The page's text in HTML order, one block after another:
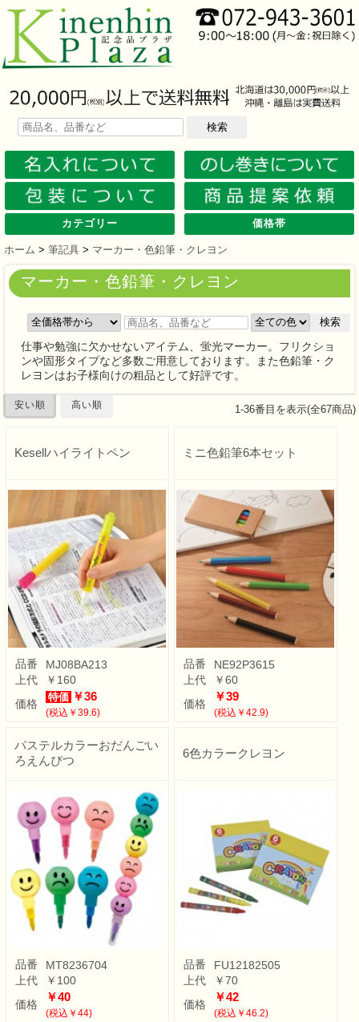
検索
カテゴリー
文房具
メモ・ふせん
ノート・ノートカバー
ファイル・ホルダー
収納ケース・ペンケース
カード・パス・名刺ケース
印鑑・スタンプ
マグネット
電卓
キーホルダー
ルーペ
デスク周りグッズ
その他
筆記具 単色ボールペン
多色・多機能ペン
国内メーカー筆記具
高級筆記具
マーカー・色鉛筆・クレヨン
シャープペン
万年筆
その他
防災グッズ ライト
電池不要！防災用品
ラジオ
ブランケット・シート
携帯充電可能グッズ
非常食
防災セット
その他
防犯グッズ
インテリア フォトフレーム
アロマディフューザー
ライト・キャンドル
インテリア小物
クッション・チェア
キッチン 水回り
スチーマー・鍋
調理用品
保存用品
キッチン家電
タイマー
はかり・スケール
その他
時計 置時計・目覚し時計
壁掛時計
多機能時計
電波時計
腕時計・ストップウォッチ
その他
バッグ・財布 トートバッグ
ポーチ・巾着
エコバッグ
保温冷バッグ
レジカゴバッグ
財布
同柄シリーズ
その他
ファンシー雑貨 玩具
アニマルキャラクター
スイーツモチーフ
アクセサリー
お守・縁起物
その他
レジャー・ガーデニング 保温冷バッグ・ケース
水筒・ボトル・タンブラー
ランチボックス
シート・クッション・チェアー
ドライブ・トラベル
ライト・ツール
ガーデニング用品
夏グッズ
その他
家庭用品 紙製品
掃除用品
洗濯用品
生活家電
便利グッズ
セット商品・ギフト商品
メディカル用品
うちわ・扇子
カイロ・湯たんぽ
その他
テーブルウェア 陶磁器
カップ・湯呑
ガラス製品
おはし類・カトラリー
タンブラー
その他
繊維製品 タオル
クロス・クリーナー
ブランケット
マフラー・スカーフ
衣類
その他
美容グッズ コスメグッズ
ミラー
ネイルケア
バスグッズ
その他
健康グッズ 体脂肪対策
マッサージ・リラックス
温湿度管理
歩数計
その他
傘・雨具 長傘
折りたたみ傘
晴雨兼用傘
レインコート・ポンチョ
その他
食品 お菓子類
ラーメン
うどん・そば
そうめん
麺類その他
お米・餅
調味料
飲み物
非常食
プチギフト
その他
カレンダー
スマホ・タブレット・PC関連 バッテリー&充電器
タッチペン
クリーナー
PC関連グッズ
スマホ関連グッズ
キャラクターグッズ 文房具
バッグ・財布
レジャー用品
テーブルウェア
繊維製品
その他
イベントツールキット 〜30人用
〜50人用
100人用〜
その他
価格帯
100円以下
101円～150円
151円～200円
201円～300円
301円～400円
401円～500円
501円～600円
601円～800円
801円～1000円
1001円～1500円
1501円～2000円
2001円～3000円
3001円～5000円
5001円以上
ホーム > 筆記具 > マーカー・色鉛筆・クレヨン
マーカー・色鉛筆・クレヨン
検索
仕事や勉強に欠かせないアイテム、蛍光マーカー。フリクショ
ンや固形タイプなど多数ご用意しております。また色鉛筆・ク
レヨンはお子様向けの粗品として好評です。
安い順 高い順 1-36番目を表示(全67商品)
Kesellハイライトペン
品番
MJ08BA213
上代
￥160
価格
特価 ￥36
(税込￥39.6)
ミニ色鉛筆6本セット
品番
NE92P3615
上代
￥60
価格
￥39
(税込￥42.9)
パステルカラーおだんごい
ろえんぴつ
品番
MT8236704
上代
￥100
価格
￥40
(税込￥44)
6色カラークレヨン
品番
FU12182505
上代
￥70
価格
￥42
(税込￥46.2)